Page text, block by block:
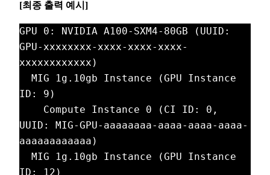
[최종 출력 예시]
GPU 0: NVIDIA A100-SXM4-80GB (UUID:
GPU-xxxxxxxx-xxxx-xxxx-xxxx-
xxxxxxxxxxxx)
ID: 9)
UUID: MIG-GPU-aaaaaaaa-aaaa-aaaa-aaaa-
aaaaaaaaaaaa)
ID: 12)